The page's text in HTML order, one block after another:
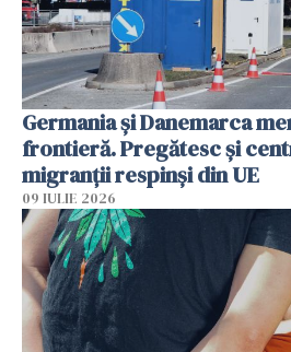
Germania și Danemarca
frontieră. Pregătesc și
migranții respinși din UE
09 IULIE 2026